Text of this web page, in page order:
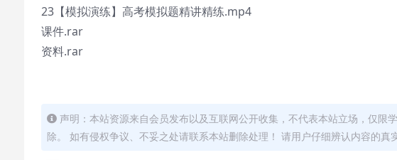
23【模拟演练】高考模拟题精讲精练.mp4
课件.rar
资料.rar
声明：本站资源来自会员发布以及互联网公开收集，不代表本站立场，仅限
除。 如有侵权争议、不妥之处请联系本站删除处理！ 请用户仔细辨认内容的真